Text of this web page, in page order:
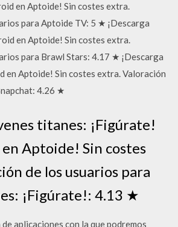
en Aptoide! Sin costes extra.
para Aptoide TV: 5 ★ ¡Descarga
en Aptoide! Sin costes extra.
para Brawl Stars: 4.17 ★ ¡Descarga
en Aptoide! Sin costes extra. Valoración
4.26 ★
titanes: ¡Figúrate!
Aptoide! Sin costes
de los usuarios para
¡Figúrate!: 4.13 ★
aplicaciones con la que podremos